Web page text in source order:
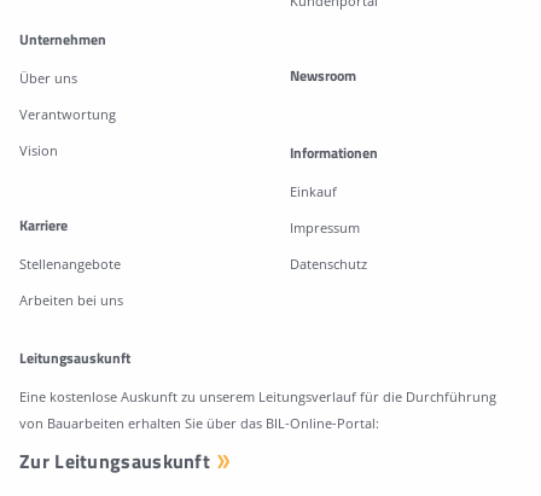
Unternehmen
Über uns
Verantwortung
Vision
Karriere
Stellenangebote
Arbeiten bei uns
Newsroom
Informationen
Einkauf
Impressum
Datenschutz
Leitungsauskunft
Eine kostenlose Auskunft zu unserem Leitungsverlauf für die Durchführung
von Bauarbeiten erhalten Sie über das BIL-Online-Portal:
Zur Leitungsauskunft